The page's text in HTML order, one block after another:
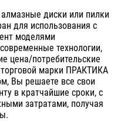
диски или пилки
для использования с
моделями
технологии,
цена/потребительские
марки ПРАКТИКА
Вы решаете все свои
в кратчайшие сроки, с
затратами, получая